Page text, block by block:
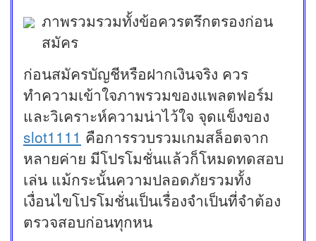
ภาพรวมรวมทั้งข้อควรตรึกตรองก่อน
สมัคร
ก่อนสมัครบัญชีหรือฝากเงินจริง ควร
ทำความเข้าใจภาพรวมของแพลตฟอร์ม
และวิเคราะห์ความน่าไว้ใจ จุดแข็งของ
slot1111 คือการรวบรวมเกมสล็อตจาก
หลายค่าย มีโปรโมชั่นแล้วก็โหมดทดสอบ
เล่น แม้กระนั้นความปลอดภัยรวมทั้ง
เงื่อนไขโปรโมชั่นเป็นเรื่องจำเป็นที่จำต้อง
ตรวจสอบก่อนทุกหน